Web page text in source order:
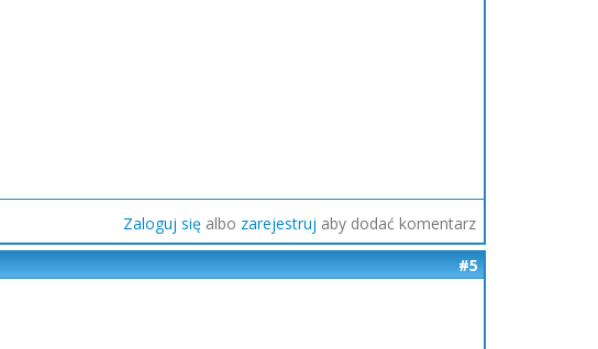
Zaloguj się albo zarejestruj aby dodać komentarz
#5